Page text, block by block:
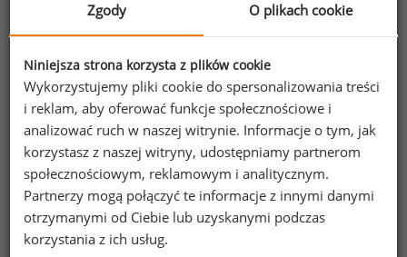
22%
Kobiety
23
78%
Mężczyźni
82
Zgody O plikach cookie
Niniejsza strona korzysta z plików cookie
Wykorzystujemy pliki cookie do spersonalizowania treści
i reklam, aby oferować funkcje społecznościowe i
analizować ruch w naszej witrynie. Informacje o tym, jak
korzystasz z naszej witryny, udostępniamy partnerom
społecznościowym, reklamowym i analitycznym.
Partnerzy mogą połączyć te informacje z innymi danymi
otrzymanymi od Ciebie lub uzyskanymi podczas
korzystania z ich usług.